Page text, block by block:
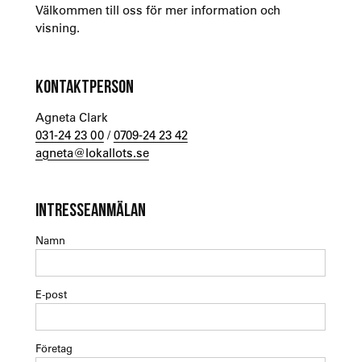
Välkommen till oss för mer information och
visning.
KONTAKTPERSON
Agneta Clark
031-24 23 00/0709-24 23 42
agneta@lokallots.se
INTRESSEANMÄLAN
Namn
E-post
Företag